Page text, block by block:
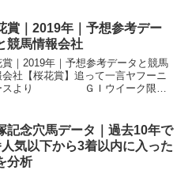
トル）でＧ１...
賞｜2019年｜予想参考デー
競馬情報会社
賞｜2019年｜予想参考データと競馬
会社【桜花賞】追って一言ヤフーニ
スより ＧＩウイーク限定
四郎氏が、今週は桜花賞の前哨戦を
分析し、注目馬を...
記念穴馬データ｜過去10年で
気以下から3着以内に入った
分析